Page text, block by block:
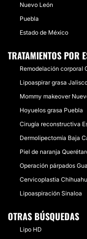
Nuevo León
Puebla
Estado de México
TRATAMIENTOS POR
Remodelación corporal
Lipoaspirar grasa
Mommy makeover
Hoyuelos grasa Puebla
Cirugía reconstructiva
Dermolipectomía Baja
Piel de naranja
Operación párpados
Cervicoplastia
Lipoaspiración Sinaloa
OTRAS BÚSQUEDAS
Lipo HD